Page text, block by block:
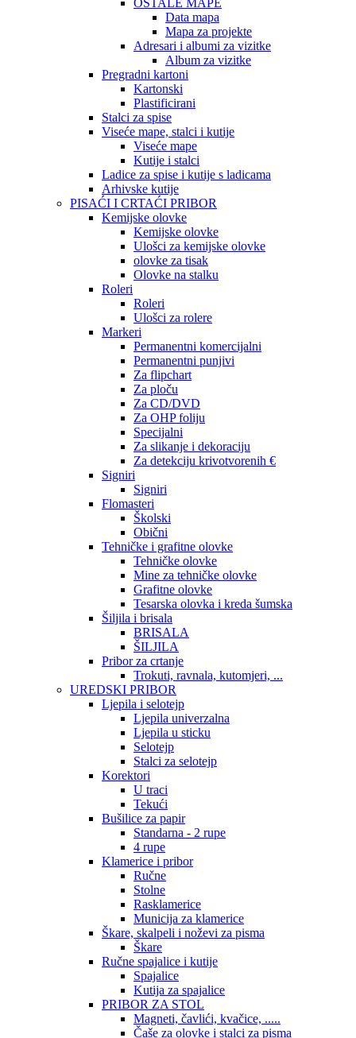
OSTALE MAPE
Data mapa
Mapa za projekte
Adresari i albumi za vizitke
Album za vizitke
Pregradni kartoni
Kartonski
Plastificirani
Stalci za spise
Viseće mape, stalci i kutije
Viseće mape
Kutije i stalci
Ladice za spise i kutije s ladicama
Arhivske kutije
PISAĆI I CRTAĆI PRIBOR
Kemijske olovke
Kemijske olovke
Ulošci za kemijske olovke
olovke za tisak
Olovke na stalku
Roleri
Roleri
Ulošci za rolere
Markeri
Permanentni komercijalni
Permanentni punjivi
Za flipchart
Za ploču
Za CD/DVD
Za OHP foliju
Specijalni
Za slikanje i dekoraciju
Za detekciju krivotvorenih €
Signiri
Signiri
Flomasteri
Školski
Obični
Tehničke i grafitne olovke
Tehničke olovke
Mine za tehničke olovke
Grafitne olovke
Tesarska olovka i kreda šumska
Šiljila i brisala
BRISALA
ŠILJILA
Pribor za crtanje
Trokuti, ravnala, kutomjeri, ...
UREDSKI PRIBOR
Ljepila i selotejp
Ljepila univerzalna
Ljepila u sticku
Selotejp
Stalci za selotejp
Korektori
U traci
Tekući
Bušilice za papir
Standarna - 2 rupe
4 rupe
Klamerice i pribor
Ručne
Stolne
Rasklamerice
Municija za klamerice
Škare, skalpeli i noževi za pisma
Škare
Ručne spajalice i kutije
Spajalice
Kutija za spajalice
PRIBOR ZA STOL
Magneti, čavlići, kvačice, .....
Čaše za olovke i stalci za pisma